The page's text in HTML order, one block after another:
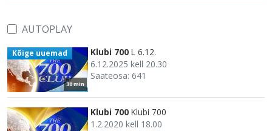
AUTOPLAY
30 min
Kõige uuemad Klubi 700 L 6.12.
6.12.2025 kell 20.30
Saateosa: 641
Klubi 700 Klubi 700
1.2.2020 kell 18.00